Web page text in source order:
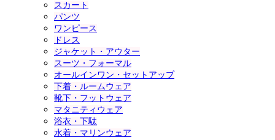
スカート
パンツ
ワンピース
ドレス
ジャケット・アウター
スーツ・フォーマル
オールインワン・セットアップ
下着・ルームウェア
靴下・フットウェア
マタニティウェア
浴衣・下駄
水着・マリンウェア